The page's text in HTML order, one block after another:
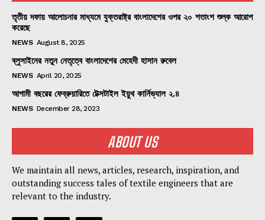
তৃতীয় দফায় আলোচনার মাধ্যমে যুক্তরাষ্ট্র বাংলাদেশের ওপর ২০ শতাংশ শুল্ক আরোপ
করেছে
NEWS August 8, 2025
ব্লুসাইনের নতুন নেতৃত্বে বাংলাদেশের মেহেদী হাসান রুবেল
NEWS April 20, 2025
আগামী বছরের ফেব্রুয়ারিতে টেক্সটাইল ইয়ুথ কার্নিভ্যাল ২.৪
NEWS December 28, 2023
ABOUT US
We maintain all news, articles, research, inspiration, and
outstanding success tales of textile engineers that are
relevant to the industry.